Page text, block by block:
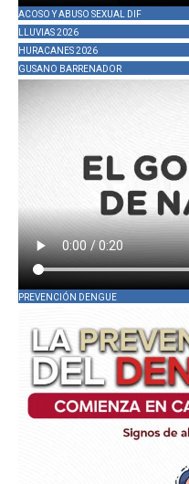
ACOSO Y ABUSO SEXUAL DIF
LLUVIAS 2026
HURACANES 2026
GUSANO BARRENADOR
PREVENCIÓN DENGUE